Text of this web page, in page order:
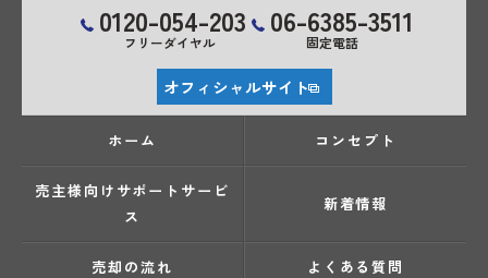
0120-054-203
フリーダイヤル
06-6385-3511
固定電話
オフィシャルサイト
ホーム コンセプト
売主様向けサポートサービ
ス
新着情報
売却の流れ よくある質問